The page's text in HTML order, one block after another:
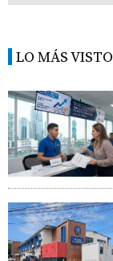
LO MÁS VISTO